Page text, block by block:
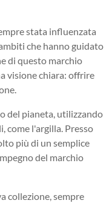
stata influenzata
che hanno guidato
di questo marchio
visione chiara: offrire
del pianeta, utilizzando
come l'argilla. Presso
più di un semplice
del marchio
collezione, sempre